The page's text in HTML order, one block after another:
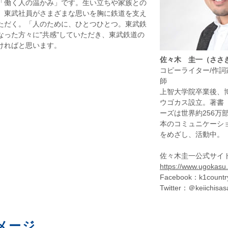
働く人の温かみ」です。生い立ちや家族との
東武社員がさまざまな思いを胸に鉄道を支え
だく。「人のために、ひとつひとつ。東武鉄
った方々に"共感"していただき、東武鉄道の
ばと思います。
佐々木 圭一（ささ
コピーライター/作
師
上智大学院卒業後
ウゴカス設立。著書
ーズは世界約256万
本のコミュニケーシ
をめざし、活動中。
佐々木圭一公式サイ
https://
Facebook：
Twitter：＠